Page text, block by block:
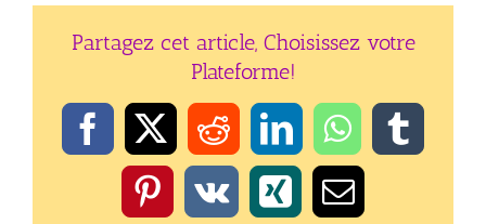
Partagez cet article, Choisissez votre
Plateforme!
Facebook
X RedditLinkedInWhatsApp
Pinterest
Vk XingEmail